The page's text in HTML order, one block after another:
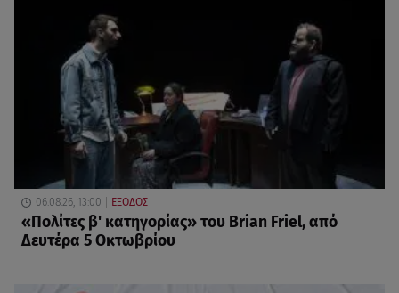
06.08.26, 13:00 ΕΞΟΔΟΣ
«Πολίτες β' κατηγορίας» του Brian Friel, από
Δευτέρα 5 Οκτωβρίου